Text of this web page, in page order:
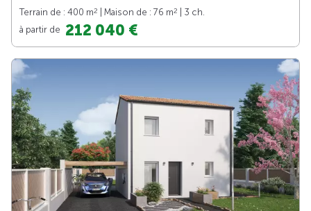
Terrain de : 400 m2 | Maison de : 76 m2
| 3 ch.
à partir de 212 040 €